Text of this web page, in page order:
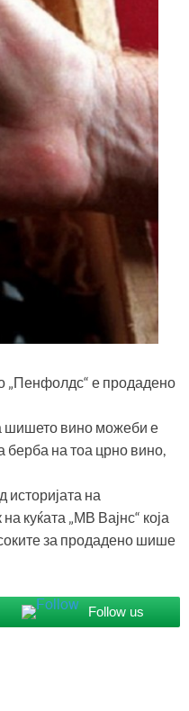
„Пенфолдс“ е продадено
шишето вино можеби е
берба на тоа црно вино,
историјата на
куќата „МВ Вајнс“ која
за продадено шише
Follow us